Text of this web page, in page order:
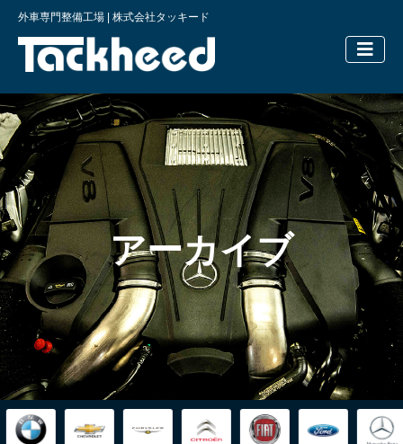
外車専門整備工場 | 株式会社タッキード
横浜の外
アーカイブ